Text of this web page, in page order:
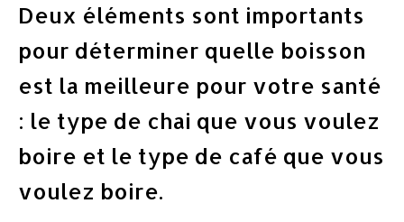
Deux éléments sont importants
pour déterminer quelle boisson
est la meilleure pour votre santé
: le type de chai que vous voulez
boire et le type de café que vous
voulez boire.